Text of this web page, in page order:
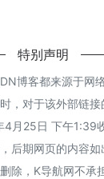
特别声明
博客都来源于网
，对于该外部链
4月25日 下午1:39
后期网页的内容
除，K导航网不承